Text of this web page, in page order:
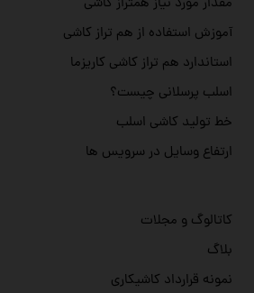
کاتالوگ و مجلات
بلاگ
نمونه قرارداد کاشیکاری
آموزش استفاده از هم تراز کاشی
استاندارد هم تراز کاشی کاریزما
اسلب پرسلانی چیست؟
خط تولید کاشی اسلب
ارتفاع وسایل در سرویس ها